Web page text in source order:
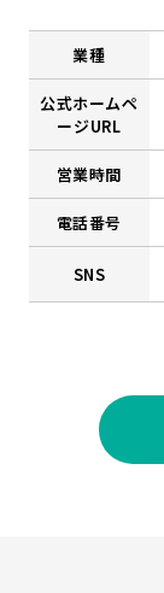
業種
公式ホームペ
ージURL
営業時間
電話番号
SNS